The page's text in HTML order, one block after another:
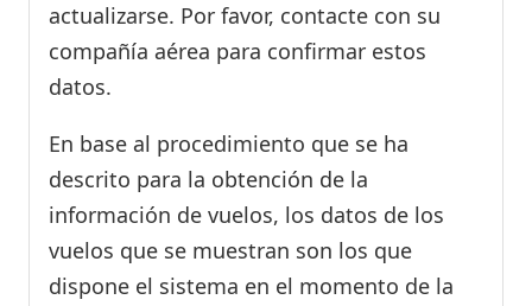
actualizarse. Por favor, contacte con su
compañía aérea para confirmar estos
datos.
En base al procedimiento que se ha
descrito para la obtención de la
información de vuelos, los datos de los
vuelos que se muestran son los que
dispone el sistema en el momento de la